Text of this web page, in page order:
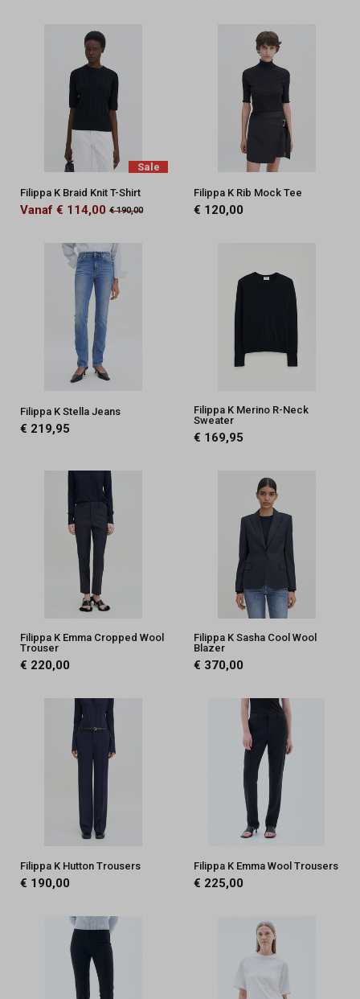
Sale
Filippa K Braid Knit T-Shirt
Vanaf € 114,00 € 190,00
Filippa K Rib Mock Tee
€ 120,00
Filippa K Stella Jeans
€ 219,95
Filippa K Merino R-Neck
Sweater
€ 169,95
Filippa K Emma Cropped Wool
Trouser
€ 220,00
Filippa K Sasha Cool Wool
Blazer
€ 370,00
Filippa K Hutton Trousers
€ 190,00
Filippa K Emma Wool Trousers
€ 225,00